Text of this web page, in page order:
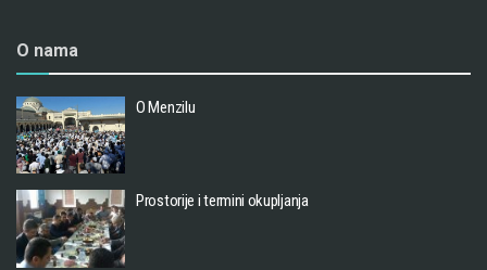
O nama
O Menzilu
Prostorije i termini okupljanja